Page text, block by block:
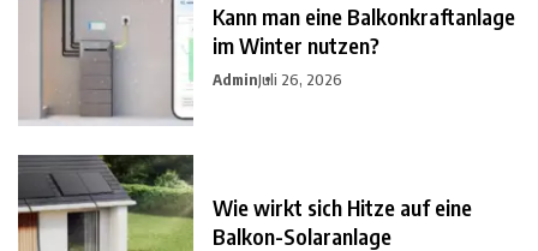
Kann man eine Balkonkraftanlage
im Winter nutzen?
AdminJuli 26, 2026
Wie wirkt sich Hitze auf eine
Balkon-Solaranlage